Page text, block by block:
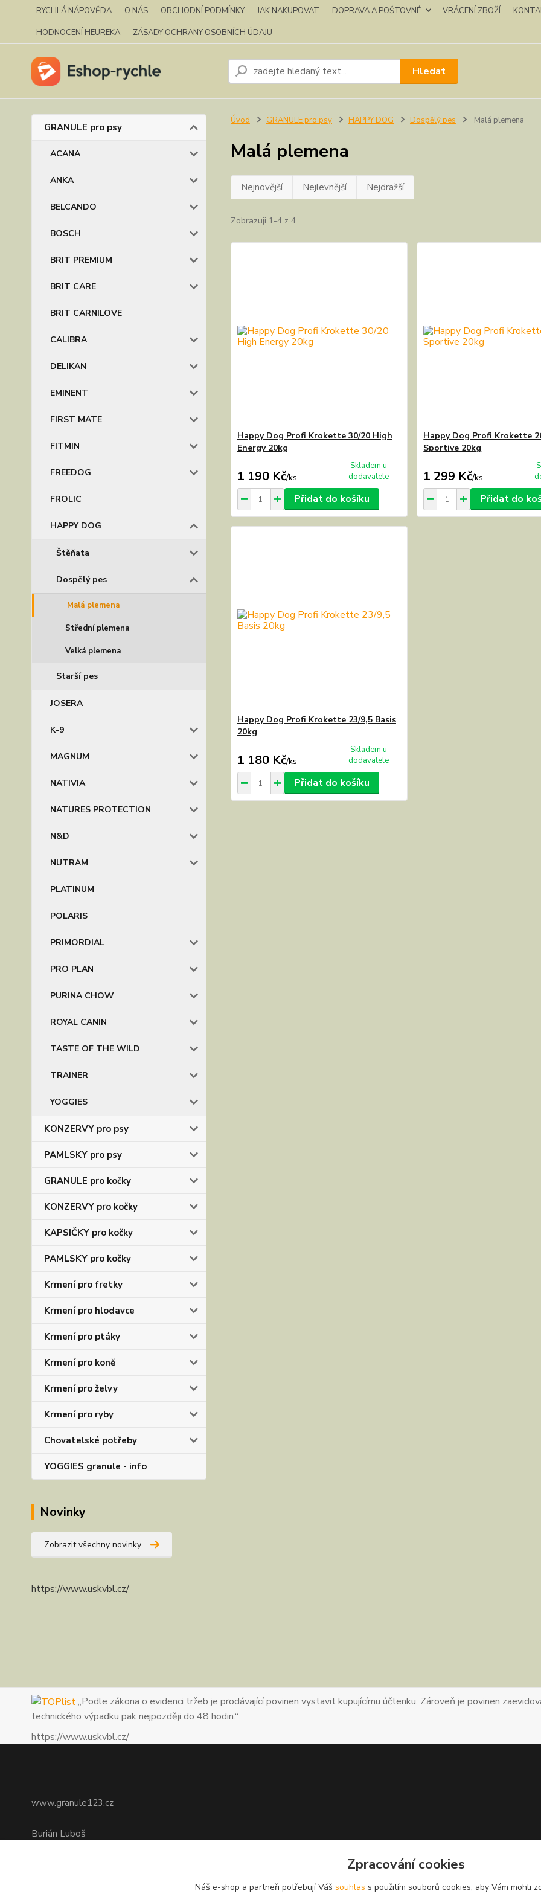
RYCHLÁ NÁPOVĚDA O NÁS OBCHODNÍ PODMÍNKY JAK NAKUPOVAT DOPRAVA A POŠTOVNÉ VRÁCENÍ ZBOŽÍ
HODNOCENÍ HEUREKA
ZÁSADY OCHRANY OSOBNÍCH ÚDAJU
Hledat
GRANULE pro psy
ACANA
ANKA
BELCANDO
BOSCH
BRIT PREMIUM
BRIT CARE
BRIT CARNILOVE
CALIBRA
DELIKAN
EMINENT
FIRST MATE
FITMIN
FREEDOG
FROLIC
HAPPY DOG
Štěňata
Dospělý pes
Malá plemena
Střední plemena
Velká plemena
Starší pes
JOSERA
K-9
MAGNUM
NATIVIA
NATURES PROTECTION
N&D
NUTRAM
PLATINUM
POLARIS
PRIMORDIAL
PRO PLAN
PURINA CHOW
ROYAL CANIN
TASTE OF THE WILD
TRAINER
YOGGIES
KONZERVY pro psy
PAMLSKY pro psy
GRANULE pro kočky
KONZERVY pro kočky
KAPSIČKY pro kočky
PAMLSKY pro kočky
Krmení pro fretky
Krmení pro hlodavce
Krmení pro ptáky
Krmení pro koně
Krmení pro želvy
Krmení pro ryby
Chovatelské potřeby
YOGGIES granule - info
Novinky
Zobrazit všechny novinky
https://www.uskvbl.cz/
Úvod GRANULE pro psy HAPPY DOG Dospělý pes Malá plemena
Malá plemena
Nejnovější Nejlevnější Nejdražší
Zobrazuji 1-4 z 4
Happy Dog Profi Krokette 30/20 High
Energy 20kg
1 190 Kč/ks
Skladem u
dodavatele
Přidat do košíku
Happy Dog Profi Krokette
Sportive 20kg
1 299 Kč/ks
Přidat do
Happy Dog Profi Krokette 23/9,5 Basis
20kg
1 180 Kč/ks
Skladem u
dodavatele
Přidat do košíku
„Podle zákona o evidenci tržeb je prodávající povinen vystavit kupujícímu účtenku. Zároveň je povinen
technického výpadku pak nejpozději do 48 hodin.“
https://www.uskvbl.cz/
www.granule123.cz
Burián Luboš
Zpracování cookies
Náš e-shop a partneři potřebují Váš souhlas s použitím souborů cookies, aby Vám mohli